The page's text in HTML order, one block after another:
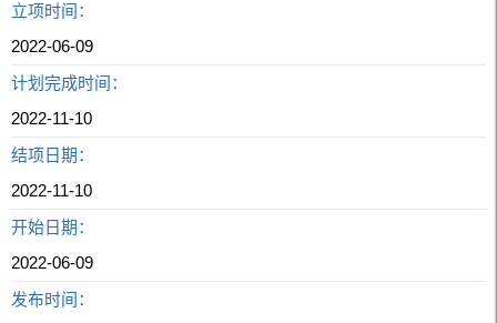
立项时间：
2022-06-09
计划完成时间：
2022-11-10
结项日期：
2022-11-10
开始日期：
2022-06-09
发布时间：